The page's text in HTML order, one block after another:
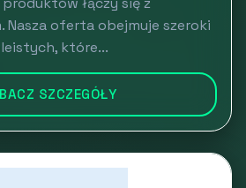
Nasza oferta obejmuje szeroki
które...
SZCZEGÓŁY